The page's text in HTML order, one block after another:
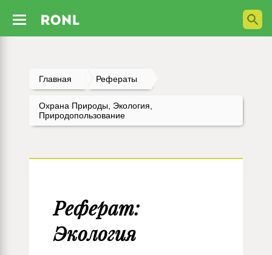
Главная Рефераты
Охрана Природы, Экология,
Природопользование
Реферат:
Экология